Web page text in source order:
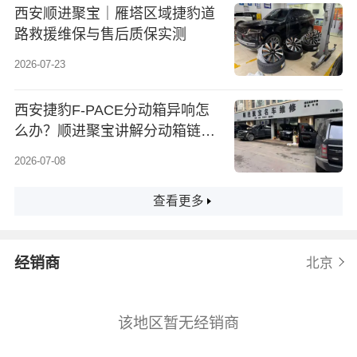
西安顺进聚宝｜雁塔区域捷豹道
路救援维保与售后质保实测
2026-07-23
西安捷豹F-PACE分动箱异响怎
么办？顺进聚宝讲解分动箱链条
2026-07-08
查看更多
经销商 北京
该地区暂无经销商